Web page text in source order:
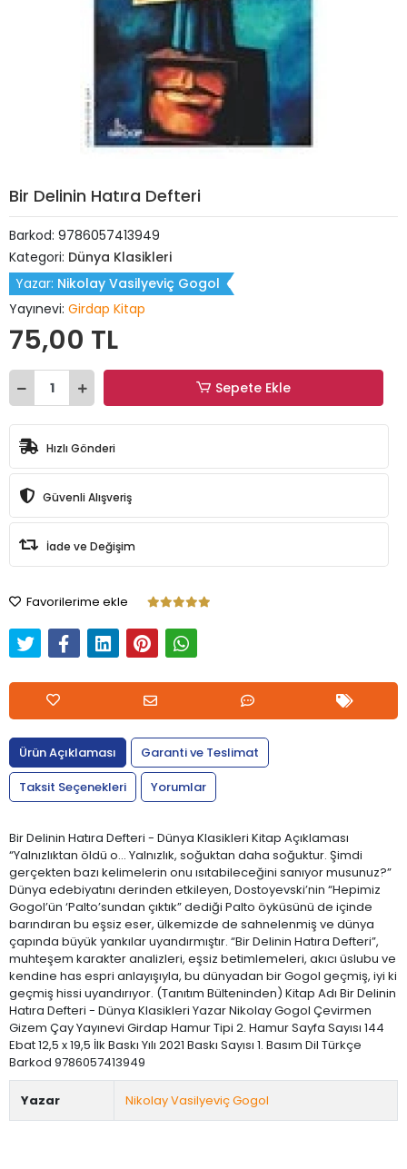
Bir Delinin Hatıra Defteri
Barkod: 9786057413949
Kategori: Dünya Klasikleri
Yazar: Nikolay Vasilyeviç Gogol
Yayınevi: Girdap Kitap
75,00 TL
Sepete Ekle
Hızlı Gönderi
Güvenli Alışveriş
İade ve Değişim
Favorilerime ekle
Ürün Açıklaması
Garanti ve Teslimat
Taksit Seçenekleri
Yorumlar
Bir Delinin Hatıra Defteri - Dünya Klasikleri Kitap Açıklaması
“Yalnızlıktan öldü o... Yalnızlık, soğuktan daha soğuktur. Şimdi
gerçekten bazı kelimelerin onu ısıtabileceğini sanıyor musunuz?”
Dünya edebiyatını derinden etkileyen, Dostoyevski’nin “Hepimiz
Gogol’ün ‘Palto’sundan çıktık” dediği Palto öyküsünü de içinde
barındıran bu eşsiz eser, ülkemizde de sahnelenmiş ve dünya
çapında büyük yankılar uyandırmıştır. “Bir Delinin Hatıra Defteri”,
muhteşem karakter analizleri, eşsiz betimlemeleri, akıcı üslubu ve
kendine has espri anlayışıyla, bu dünyadan bir Gogol geçmiş, iyi ki
geçmiş hissi uyandırıyor. (Tanıtım Bülteninden) Kitap Adı Bir Delinin
Hatıra Defteri - Dünya Klasikleri Yazar Nikolay Gogol Çevirmen
Gizem Çay Yayınevi Girdap Hamur Tipi 2. Hamur Sayfa Sayısı 144
Ebat 12,5 x 19,5 İlk Baskı Yılı 2021 Baskı Sayısı 1. Basım Dil Türkçe
Barkod 9786057413949
Yazar Nikolay Vasilyeviç Gogol